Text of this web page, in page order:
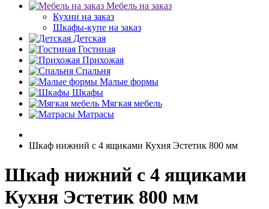
Мебель на заказ
Кухни на заказ
Шкафы-купе на заказ
Детская
Гостиная
Прихожая
Спальня
Малые формы
Шкафы
Мягкая мебель
Матрасы
Шкаф нижний с 4 ящиками Кухня Эстетик 800 мм
Шкаф нижний с 4 ящиками
Кухня Эстетик 800 мм